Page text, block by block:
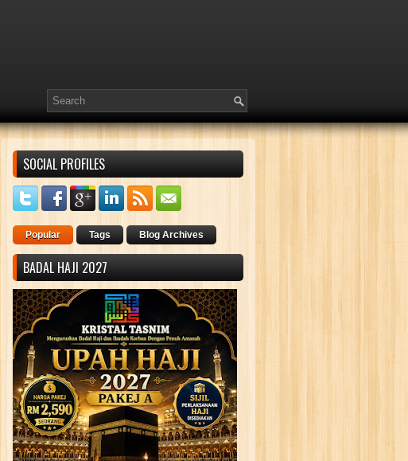
SOCIAL PROFILES
Popular Tags Blog Archives
BADAL HAJI 2027